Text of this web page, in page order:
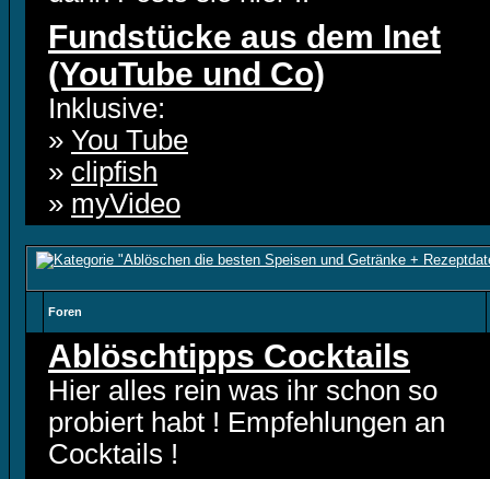
Fundstücke aus dem Inet
(YouTube und Co)
Inklusive:
» You Tube
» clipfish
» myVideo
Foren
Ablöschtipps Cocktails
Hier alles rein was ihr schon so
probiert habt ! Empfehlungen an
Cocktails !